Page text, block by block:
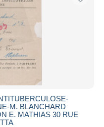
M. BLANCHARD
E. MATHIAS 30 RUE